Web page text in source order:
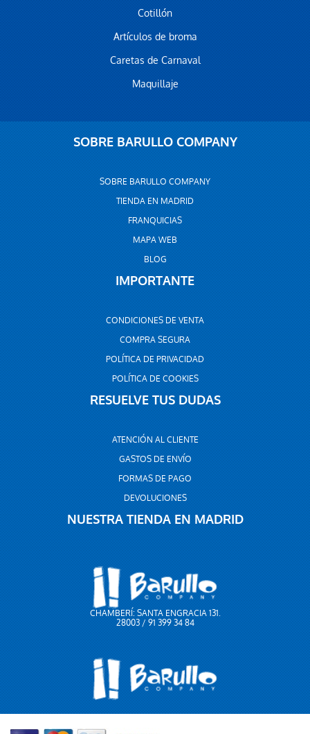
Cotillón
Artículos de broma
Caretas de Carnaval
Maquillaje
SOBRE BARULLO COMPANY
SOBRE BARULLO COMPANY
TIENDA EN MADRID
FRANQUICIAS
MAPA WEB
BLOG
IMPORTANTE
CONDICIONES DE VENTA
COMPRA SEGURA
POLÍTICA DE PRIVACIDAD
POLÍTICA DE COOKIES
RESUELVE TUS DUDAS
ATENCIÓN AL CLIENTE
GASTOS DE ENVÍO
FORMAS DE PAGO
DEVOLUCIONES
NUESTRA TIENDA EN MADRID
CHAMBERÍ: SANTA ENGRACIA 131.
28003 / 91 399 34 84